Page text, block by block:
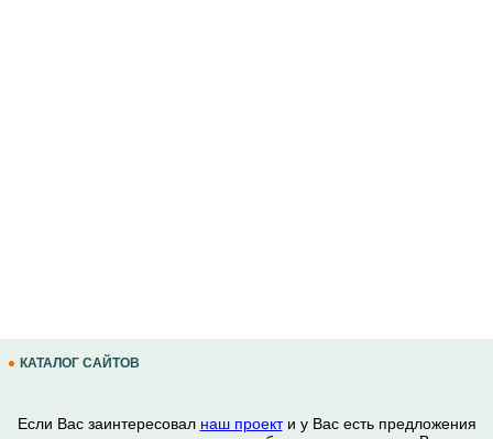
КАТАЛОГ САЙТОВ
Если Вас заинтересовал наш проекти у Вас есть предложения